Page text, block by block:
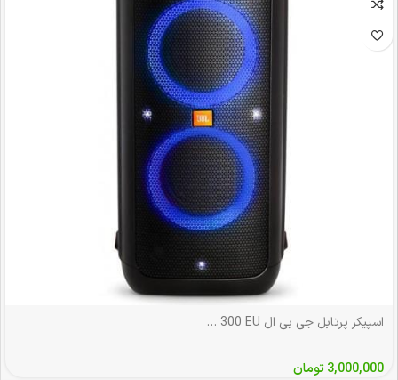
اسپیکر پرتابل جی بی ال JBL Partybox 300 EU
3,000,000تومان